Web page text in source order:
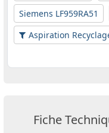
Siemens LF959RA51
Aspiration
Fiche